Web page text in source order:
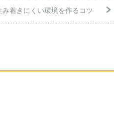
着きにくい環境を作るコツ